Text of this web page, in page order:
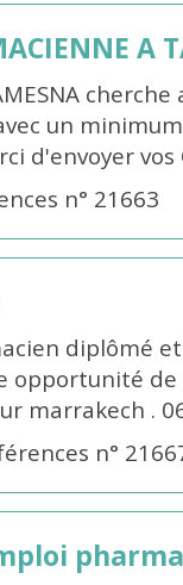
A
un
d'envoyer
n° 21663
diplômé
opportunité
marrakech .
n°